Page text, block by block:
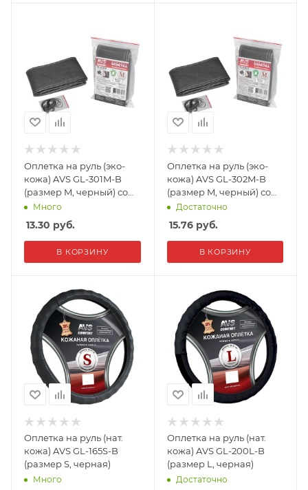
Оплетка на руль (эко-
кожа) AVS GL-301M-B
(размер M, черный) со
шнурком
Много
13.30 руб.
В КОРЗИНУ
Оплетка на руль (эко-
кожа) AVS GL-302M-B
(размер M, черный) со
шнурком
(перфорированная)
Достаточно
15.76руб.
В КОРЗИНУ
Оплетка на руль (нат.
кожа) AVS GL-165S-B
(размер S, черная)
Много
Оплетка на руль (нат.
кожа) AVS GL-200L-B
(размер L, черная)
Достаточно